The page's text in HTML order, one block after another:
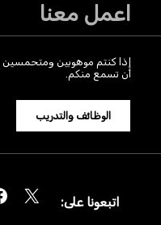
اعمل معنا
إذا كنتم موهوبين ومتحمسين
أن تسمع منكم.
الوظائف والتدريب
اتبعونا على: X
Facebook